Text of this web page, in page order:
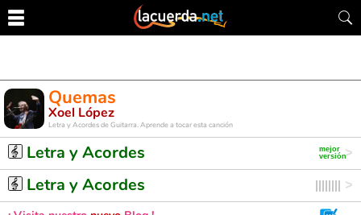
Quemas
Xoel López
Letra y Acordes de Guitarra. Aprende a tocar esta canción
Letra y Acordes
Letra y Acordes